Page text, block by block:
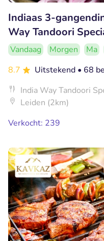
Indiaas 3-
Way Tandoori
Vandaag Morgen Ma
8.7
Uitstekend • 68
India Way Tandoori
Leiden (2km)
Verkocht: 239